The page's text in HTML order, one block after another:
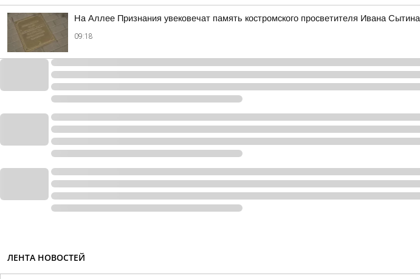
На Аллее Признания увековечат память костромского просветителя Ивана Сытина
09:18
ЛЕНТА НОВОСТЕЙ